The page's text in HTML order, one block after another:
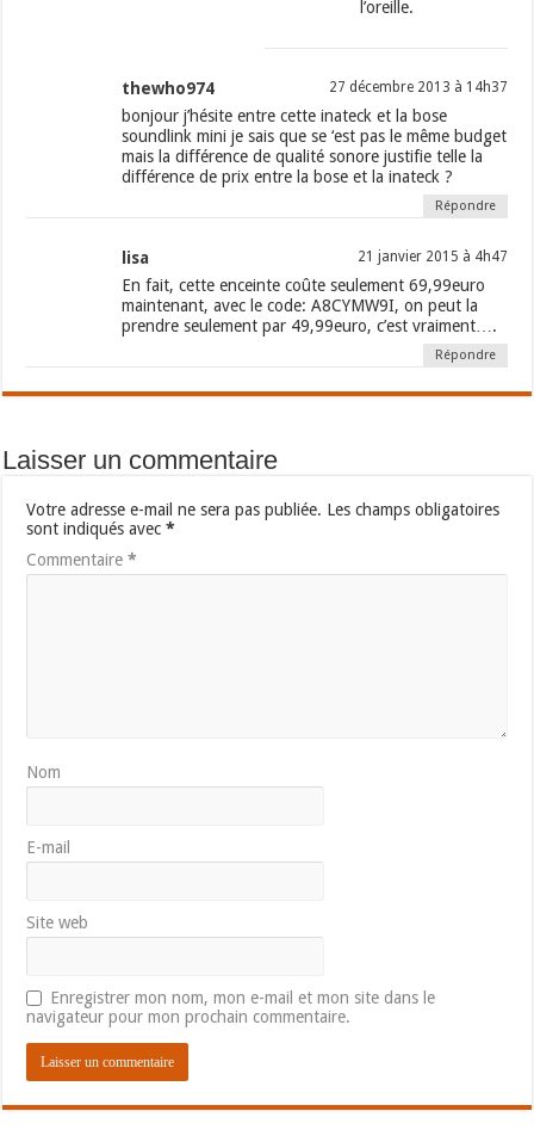
l’oreille.
thewho974 27 décembre 2013 à 14h37
bonjour j’hésite entre cette inateck et la bose
soundlink mini je sais que se ‘est pas le même budget
mais la différence de qualité sonore justifie telle la
différence de prix entre la bose et la inateck ?
Répondre
lisa 21 janvier 2015 à 4h47
En fait, cette enceinte coûte seulement 69,99euro
maintenant, avec le code: A8CYMW9I, on peut la
prendre seulement par 49,99euro, c’est vraiment….
Répondre
Laisser un commentaire
Votre adresse e-mail ne sera pas publiée. Les champs obligatoires
sont indiqués avec*
Commentaire*
Nom
E-mail
Site web
Enregistrer mon nom, mon e-mail et mon site dans le
navigateur pour mon prochain commentaire.